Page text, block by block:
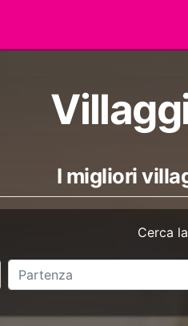
I migliori
Cerca